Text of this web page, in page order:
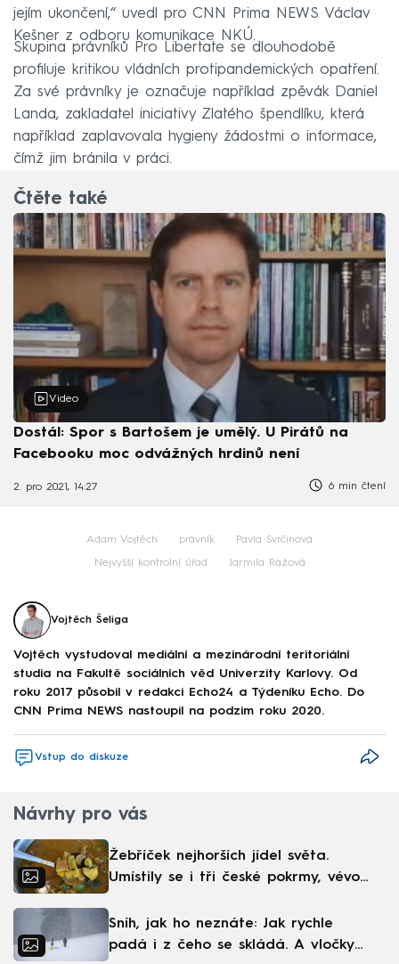
jejím ukončení,“ uvedl pro CNN Prima NEWS Václav
Kešner z odboru komunikace NKÚ.
Skupina právníků Pro Libertate se dlouhodobě
profiluje kritikou vládních protipandemických opatření.
Za své právníky je označuje například zpěvák Daniel
Landa, zakladatel iniciativy Zlatého špendlíku, která
například zaplavovala hygieny žádostmi o informace,
čímž jim bránila v práci.
Čtěte také
Video
Dostál: Spor s Bartošem je umělý. U Pirátů na
Facebooku moc odvážných hrdinů není
2. pro 2021, 14:27 6 min čtení
Adam Vojtěch právník Pavla Svrčinová
Nejvyšší kontrolní úřad Jarmila Rážová
Vojtěch Šeliga
Vojtěch vystudoval mediální a mezinárodní teritoriální
studia na Fakultě sociálních věd Univerzity Karlovy. Od
roku 2017 působil v redakci Echo24 a Týdeníku Echo. Do
CNN Prima NEWS nastoupil na podzim roku 2020.
Vstup do diskuze
Návrhy pro vás
Žebříček nejhorších jídel světa.
Umístily se i tři české pokrmy, vévodí
Sníh, jak ho neznáte: Jak rychle
padá i z čeho se skládá. A vločky